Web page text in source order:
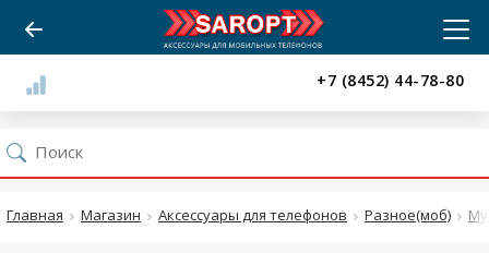
+7 (8452) 44-78-80
Главная Магазин Аксессуары для телефонов Разное(моб)